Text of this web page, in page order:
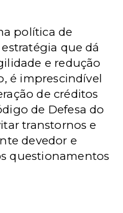
política de
que dá
e redução
é imprescindível
de créditos
de Defesa do
transtornos e
devedor e
questionamentos